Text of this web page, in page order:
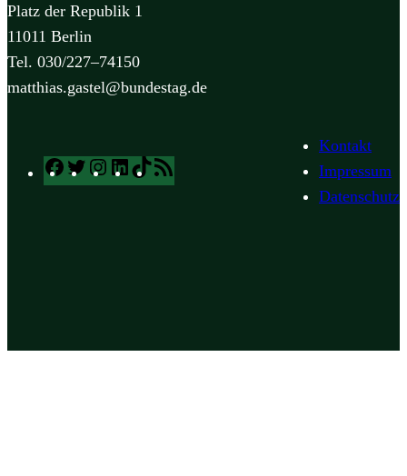
Platz der Republik 1
11011 Berlin
Tel. 030/227–74150
matthias.gastel@bundestag.de
Facebook
TwitterInstagram
LinkedIn
TikTok
Kontakt
Impressum
Datenschutz